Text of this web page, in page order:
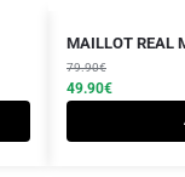
MAILLOT REAL
79.90€
Le
prix
initial
était :
49.90€
Le
prix
actuel
est :
Ce
produit
a